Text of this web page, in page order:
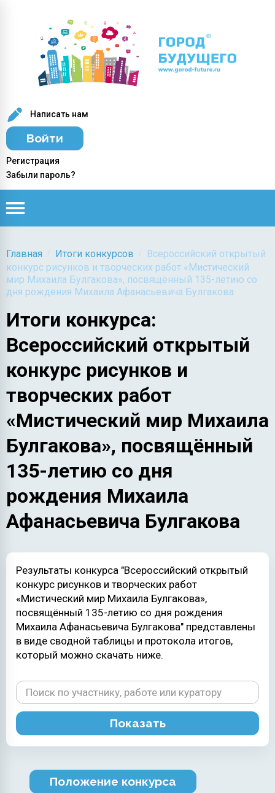
Написать нам
Войти
Регистрация
Забыли пароль?
Главная Итоги конкурсов
Всероссийский открытый
конкурс рисунков и творческих работ «Мистический
мир Михаила Булгакова», посвящённый 135-летию со
дня рождения Михаила Афанасьевича Булгакова
Итоги конкурса:
Всероссийский открытый
конкурс рисунков и
творческих работ
«Мистический мир Михаила
Булгакова», посвящённый
135-летию со дня
рождения Михаила
Афанасьевича Булгакова
Результаты конкурса "Всероссийский открытый
конкурс рисунков и творческих работ
«Мистический мир Михаила Булгакова»,
посвящённый 135-летию со дня рождения
Михаила Афанасьевича Булгакова" представлены
в виде сводной таблицы и протокола итогов,
который можно скачать ниже.
Показать
Положение конкурса